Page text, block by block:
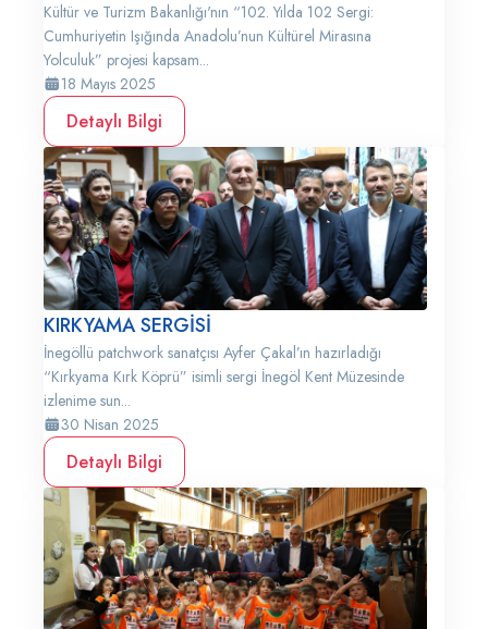
Kültür ve Turizm Bakanlığı'nın “102. Yılda 102 Sergi:
Cumhuriyetin Işığında Anadolu’nun Kültürel Mirasına
Yolculuk” projesi kapsam...
18 Mayıs 2025
Detaylı Bilgi
KIRKYAMA SERGİSİ
İnegöllü patchwork sanatçısı Ayfer Çakal’ın hazırladığı
“Kırkyama Kırk Köprü” isimli sergi İnegöl Kent Müzesinde
izlenime sun...
30 Nisan 2025
Detaylı Bilgi